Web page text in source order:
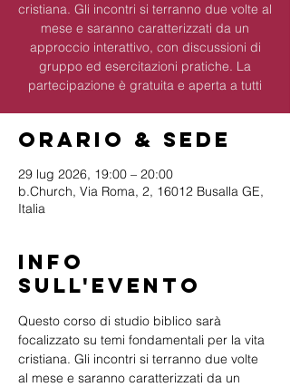
cristiana. Gli incontri si terranno due volte al
mese e saranno caratterizzati da un
approccio interattivo, con discussioni di
gruppo ed esercitazioni pratiche. La
partecipazione è gratuita e aperta a tutti
Orario & Sede
29 lug 2026, 19:00 – 20:00
b.Church, Via Roma, 2, 16012 Busalla GE,
Italia
Info
sull'evento
Questo corso di studio biblico sarà
focalizzato su temi fondamentali per la vita
cristiana. Gli incontri si terranno due volte
al mese e saranno caratterizzati da un